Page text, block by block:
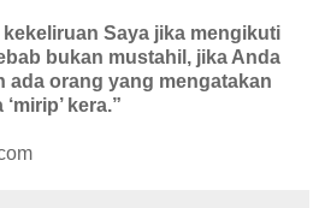
Saya jika mengikuti
bukan mustahil, jika Anda
ada orang yang mengatakan
kera.”